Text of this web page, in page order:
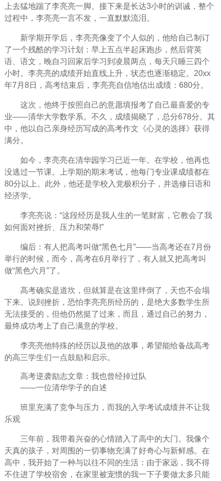
上去猛地踹了李亮亮一脚。接下来是长达3小时的训诫，整个
过程中，李亮亮一言不发，一直默默流泪 。
新学期开学后，李亮亮像变了个人似的，他给自己制订
了一个残酷的学习计划：早上五点半起床跑步，然后背英
语、语文，晚自习回家后学习到凌晨两点，每天只睡三四个
小时。李亮亮的成绩开始直线上升，状态也逐渐稳定。20xx
年7月8日，高考结束后，李亮亮自信地估出成绩：680分。
这次，他终于按照自己的意愿填报考了自己最喜爱的专
业——清华大学数学系。不久，成绩揭晓了，总分678分。其
中，他以自己亲身经历写成的高考作文《心灵 的选择》获得
满分。
如今，李亮亮在清华园学习已近一年。在学校，他再也
没逃过一节课。上学期的期末考试，他每门专业课成绩都在
80分以上。此外，他还是学校入党极积分子，并选修日语和
经济学。
李亮亮说：“这段经历是我人生的一笔财富 ，它教会了我
如何面对挫折、压力和荣辱!”
编后：有人把高考叫做“黑色七月 ”——当高考还在7月份
举行的时候，而今，高考在6月举行了，有人就又把高考叫
做“黑色六月”了。
高考确实是道坎，但就算是在这里绊倒了，天也不会塌
下来。说到挫折，恐怕李亮亮所经历的，是绝大多数学生所
无法接受的，但他仍然挺了过来，而且，通过自己的努力 ，
最终成功考上了自己满意的学校。
李亮亮他特殊的经历以及他的故事，希望能给备战高考
的高三学生们一点鼓励和 启示。
高考逆袭励志文章：我也曾经掉过队
——一位清华学子的自述
班里充满了竞争与压力，而我的入学考试成绩并不让我
乐观
三年前，我带着兴奋的心情踏入了高中的大门。我像个
天真的孩子，对周围的一切事物充满了好奇心与新鲜感。在
高中，我开始了一种与以往不同的生活：由于家远，我不得
不住进了学校宿舍，在家里被宠惯的我一下子要做太多只能